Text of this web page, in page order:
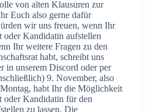
von alten Klausuren zur
Euch also gerne dafür
wir uns freuen, wenn Ihr
oder Kandidatin aufstellen
Ihr weitere Fragen zu den
habt, schreibt uns
in unserem Discord oder per
9. November, also
habt Ihr die Möglichkeit
oder Kandidatin für den
zu lassen. Die